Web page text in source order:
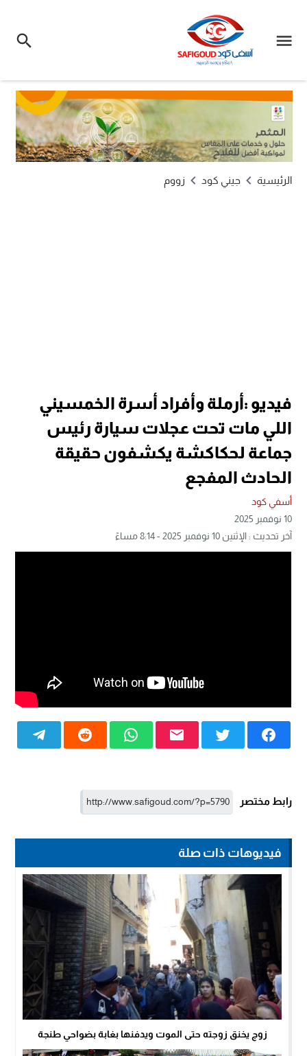
الرئيسية جيني كود زووم
فيديو :أرملة وأفراد أسرة الخمسيني
اللي مات تحت عجلات سيارة رئيس
جماعة لحكاكشة يكشفون حقيقة
الحادث المفجع
أسفي كود
10 نوفمبر 2025
آخر تحديث : الإثنين 10 نوفمبر 2025 - 8:14 مساءً
رابط مختصر
فيديوهات ذات صلة
زوج يخنق زوجته حتى الموت ويدفنها بغابة بضواحي طنجة